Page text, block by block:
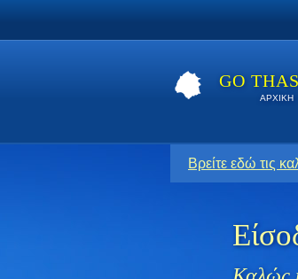
GO
ΑΡΧΙΚΗ
Βρείτε εδώ τις